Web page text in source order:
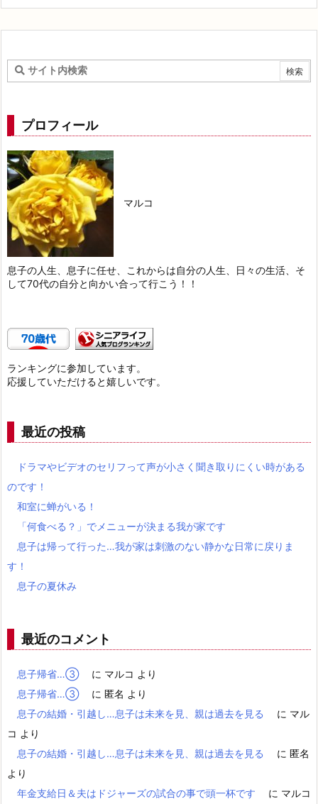
プロフィール
マルコ
息子の人生、息子に任せ、これからは自分の人生、日々の生活、そ
して70代の自分と向かい合って行こう！！
ランキングに参加しています。
応援していただけると嬉しいです。
最近の投稿
ドラマやビデオのセリフって声が小さく聞き取りにくい時がある
のです！
和室に蝉がいる！
「何食べる？」でメニューが決まる我が家です
息子は帰って行った…我が家は刺激のない静かな日常に戻りま
す！
息子の夏休み
最近のコメント
息子帰省…③ に マルコ より
息子帰省…③
に 匿名 より
息子の結婚・引越し…息子は未来を見、親は過去を見る
に マル
コ より
息子の結婚・引越し…息子は未来を見、親は過去を見る
に 匿名
より
年金支給日＆夫はドジャーズの試合の事で頭一杯です
に マルコ